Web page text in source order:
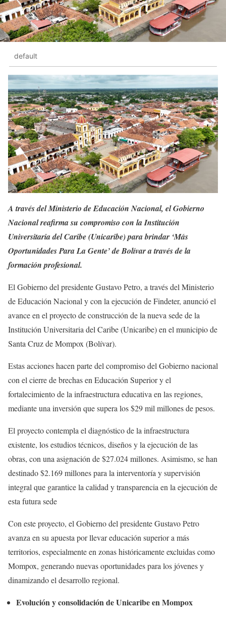
default
A través del Ministerio de Educación Nacional, el Gobierno
Nacional reafirma su compromiso con la Institución
Universitaria del Caribe (Unicaribe) para brindar ‘Más
Oportunidades Para La Gente’ de Bolívar a través de la
formación profesional.
El Gobierno del presidente Gustavo Petro, a través del Ministerio
de Educación Nacional y con la ejecución de Findeter, anunció el
avance en el proyecto de construcción de la nueva sede de la
Institución Universitaria del Caribe (Unicaribe) en el municipio de
Santa Cruz de Mompox (Bolívar).
Estas acciones hacen parte del compromiso del Gobierno nacional
con el cierre de brechas en Educación Superior y el
fortalecimiento de la infraestructura educativa en las regiones,
mediante una inversión que supera los $29 mil millones de pesos.
El proyecto contempla el diagnóstico de la infraestructura
existente, los estudios técnicos, diseños y la ejecución de las
obras, con una asignación de $27.024 millones. Asimismo, se han
destinado $2.169 millones para la interventoría y supervisión
integral que garantice la calidad y transparencia en la ejecución de
esta futura sede
Con este proyecto, el Gobierno del presidente Gustavo Petro
avanza en su apuesta por llevar educación superior a más
territorios, especialmente en zonas históricamente excluidas como
Mompox, generando nuevas oportunidades para los jóvenes y
dinamizando el desarrollo regional.
Evolución y consolidación de Unicaribe en Mompox